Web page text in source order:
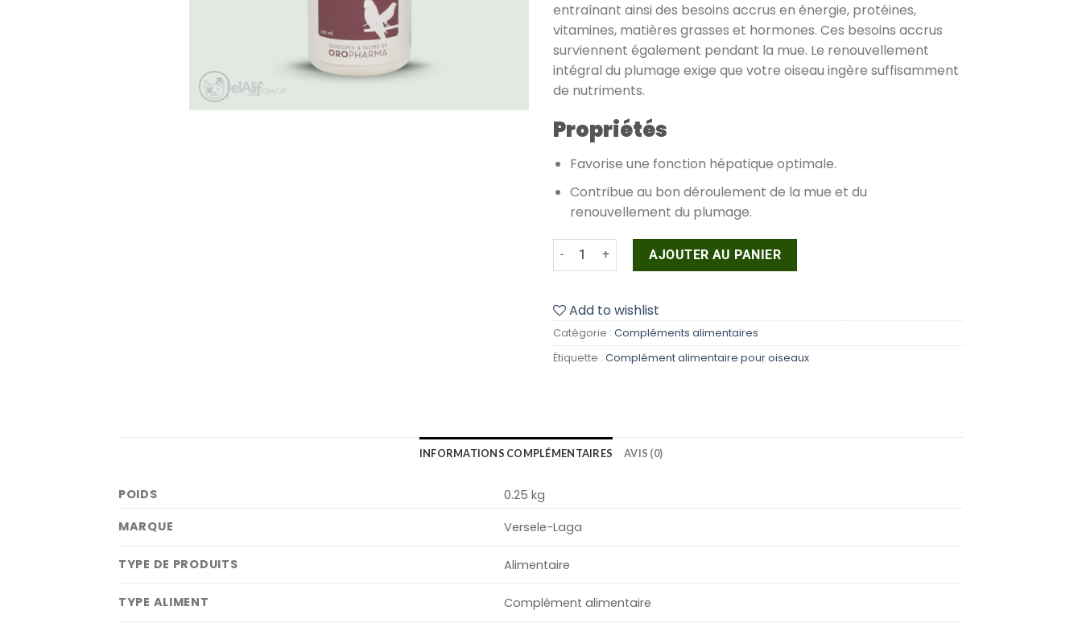
entraînant ainsi des besoins accrus en énergie, protéines,
vitamines, matières grasses et hormones. Ces besoins accrus
surviennent également pendant la mue. Le renouvellement
intégral du plumage exige que votre oiseau ingère suffisamment
de nutriments.
Propriétés
Favorise une fonction hépatique optimale.
Contribue au bon déroulement de la mue et du
renouvellement du plumage.
quantité de AVI-CHOL VERSELE-LAGA 250ml
AJOUTER AU PANIER
Add to wishlist
Catégorie : Compléments alimentaires
Étiquette : Complément alimentaire pour oiseaux
INFORMATIONS COMPLÉMENTAIRES AVIS (0)
POIDS
0.25 kg
MARQUE
Versele-Laga
TYPE DE PRODUITS Alimentaire
TYPE ALIMENT Complément alimentaire